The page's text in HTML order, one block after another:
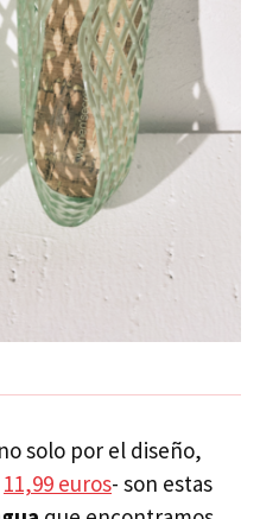
solo por el diseño,
11,99 euros- son estas